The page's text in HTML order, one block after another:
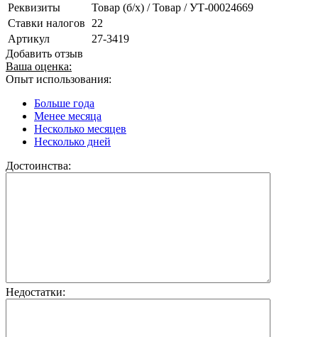
Реквизиты
Товар (б/х) / Товар / УТ-00024669
Ставки налогов
22
Артикул
27-3419
Добавить отзыв
Ваша оценка:
Опыт использования:
Больше года
Менее месяца
Несколько месяцев
Несколько дней
Достоинства:
Недостатки: